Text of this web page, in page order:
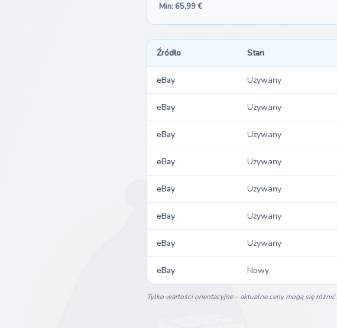
Min: 65,99 €
Źródło Stan
eBay Używany
eBay Używany
eBay Używany
eBay Używany
eBay Używany
eBay Używany
eBay Używany
eBay Nowy
Tylko wartości orientacyjne – aktualne ceny mogą się różnić.